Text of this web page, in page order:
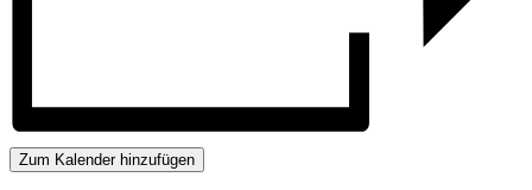
Zum Kalender hinzufügen